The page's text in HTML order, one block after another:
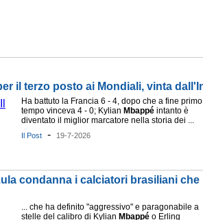
il terzo posto ai Mondiali, vinta
Ha battuto la Francia 6 - 4, dopo che a fine primo
tempo vinceva 4 - 0; Kylian Mbappé intanto è
diventato il miglior marcatore nella storia dei ...
Il Post - 19-7-2026
condanna i calciatori brasiliani
... che ha definito "aggressivo" e paragonabile a
stelle del calibro di Kylian Mbappé o Erling